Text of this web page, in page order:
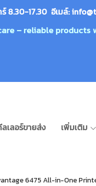
8.30-17.30 อีเมล์:
– reliable
เลอร์ขายส่ง เพิ่มเติม
6475 All-in-One